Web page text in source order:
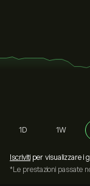
1D 1W
Iscriviti per visualizzare i
*Le prestazioni passate